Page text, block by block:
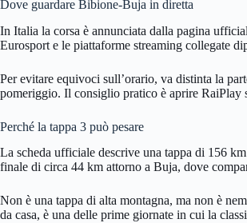
Dove guardare Bibione-Buja in diretta
In Italia la corsa è annunciata dalla pagina
Eurosport e le piattaforme streaming collegate
Per evitare equivoci sull’orario, va distinta la
pomeriggio. Il consiglio pratico è aprire
Perché la tappa 3 può pesare
La scheda ufficiale descrive una tappa di 156
finale di circa 44 km attorno a Buja, dove
Non è una tappa di alta montagna, ma non è
da casa, è una delle prime giornate in cui la